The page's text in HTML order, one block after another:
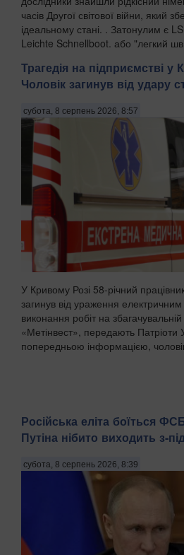
часів Другої світової війни, який
ідеальному стані. . Затонулим є
Leichte Schnellboot, або "легкий
Трагедія на підприємстві у
Чоловік загинув від удару
субота, 8 серпень 2026, 8:57
У Кривому Розі 58-річний
загинув від ураження
виконання робіт на
«Метінвест», передають Патріоти
попередньою інформацією,
Російська еліта боїться
Путіна нібито виходить з-
субота, 8 серпень 2026, 8:39